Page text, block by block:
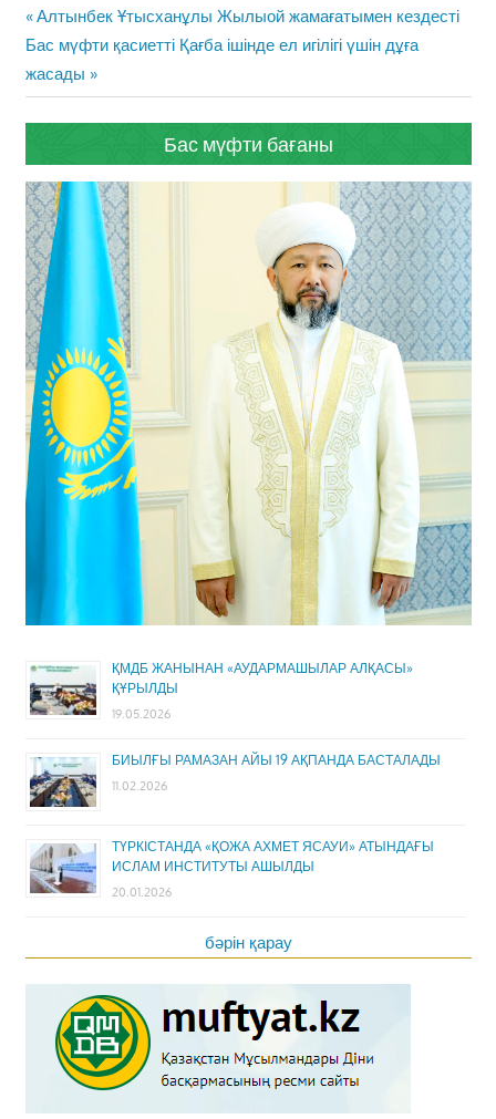
Жазба
навигациясы
Previous
Post:
Алтынбек Ұтысханұлы Жылыой жамағатымен кездесті
Next
Post:
Бас мүфти қасиетті Қағба ішінде ел игілігі үшін дұға
жасады
Бас мүфти бағаны
ҚМДБ ЖАНЫНАН «АУДАРМАШЫЛАР АЛҚАСЫ»
ҚҰРЫЛДЫ
19.05.2026
БИЫЛҒЫ РАМАЗАН АЙЫ 19 АҚПАНДА БАСТАЛАДЫ
11.02.2026
ТҮРКІСТАНДА «ҚОЖА АХМЕТ ЯСАУИ» АТЫНДАҒЫ
ИСЛАМ ИНСТИТУТЫ АШЫЛДЫ
20.01.2026
бәрін қарау